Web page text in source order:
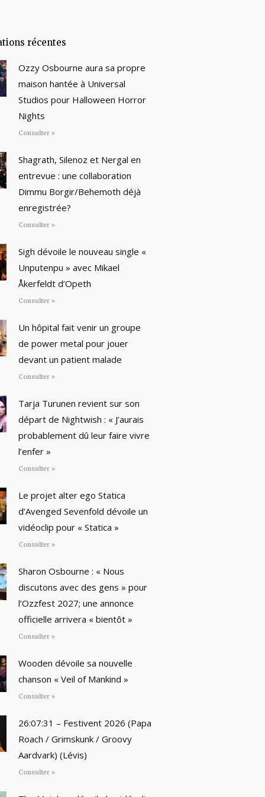
récentes
Ozzy Osbourne aura sa propre
maison hantée à Universal
Studios pour Halloween Horror
Nights
Consulter »
Shagrath, Silenoz et Nergal en
entrevue : une collaboration
Dimmu Borgir/Behemoth déjà
enregistrée?
Consulter »
Sigh dévoile le nouveau single «
Unputenpu » avec Mikael
Åkerfeldt d’Opeth
Consulter »
Un hôpital fait venir un groupe
de power metal pour jouer
devant un patient malade
Consulter »
Tarja Turunen revient sur son
départ de Nightwish : « J’aurais
probablement dû leur faire vivre
l’enfer »
Consulter »
Le projet alter ego Statica
d’Avenged Sevenfold dévoile un
vidéoclip pour « Statica »
Consulter »
Sharon Osbourne : « Nous
discutons avec des gens » pour
l’Ozzfest 2027; une annonce
officielle arrivera « bientôt »
Consulter »
Wooden dévoile sa nouvelle
chanson « Veil of Mankind »
Consulter »
26:07:31 – Festivent 2026 (Papa
Roach / Grimskunk / Groovy
Aardvark) (Lévis)
Consulter »